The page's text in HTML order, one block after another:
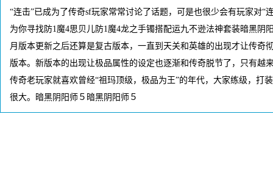
“连击”已成为了传奇sf玩家常常讨论了话题，可是也很少会有玩家对
为你寻找防1魔4思贝儿防1魔4龙之手镯搭配运九不逊法神套装暗黑阴
月版本更新之后还算是复古版本，一直到天关和英雄的出现才让传奇
版本。新版本的出现让极品属性的设定也逐渐和传奇脱节了，只有越
传奇老玩家就喜欢曾经“祖玛顶级，极品为王”的年代，大家练级，打
很大。暗黑阴阳师５暗黑阴阳师５